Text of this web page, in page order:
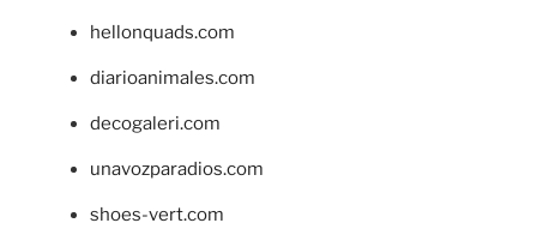
hellonquads.com
diarioanimales.com
decogaleri.com
unavozparadios.com
shoes-vert.com